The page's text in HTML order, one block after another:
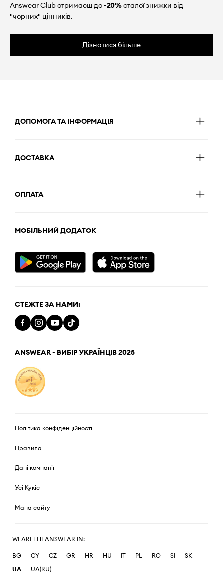
Answear Club отримаєш до-20%сталої знижки від
"чорних" цінників.
Дізнатися більше
ДОПОМОГА ТА ІНФОРМАЦІЯ
ДОСТАВКА
ОПЛАТА
МОБІЛЬНИЙ ДОДАТОК
СТЕЖТЕ ЗА НАМИ:
ANSWEAR - ВИБІР УКРАЇНЦІВ 2025
Політика конфіденційності
Правила
Дані компанії
Усі Кукіс
Мапа сайту
WEARETHEANSWEAR IN:
BG CY CZ GR HR HU IT PL RO SI
SK
UA
UA(RU)